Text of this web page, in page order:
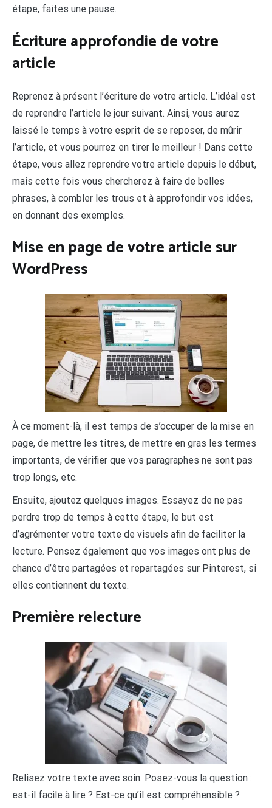
étape, faites une pause.
Écriture approfondie de votre
article
Reprenez à présent l’écriture de votre article. L’idéal est
de reprendre l’article le jour suivant. Ainsi, vous aurez
laissé le temps à votre esprit de se reposer, de mûrir
l’article, et vous pourrez en tirer le meilleur ! Dans cette
étape, vous allez reprendre votre article depuis le début,
mais cette fois vous chercherez à faire de belles
phrases, à combler les trous et à approfondir vos idées,
en donnant des exemples.
Mise en page de votre article sur
WordPress
À ce moment-là, il est temps de s’occuper de la mise en
page, de mettre les titres, de mettre en gras les termes
importants, de vérifier que vos paragraphes ne sont pas
trop longs, etc.
Ensuite, ajoutez quelques images. Essayez de ne pas
perdre trop de temps à cette étape, le but est
d’agrémenter votre texte de visuels afin de faciliter la
lecture. Pensez également que vos images ont plus de
chance d’être partagées et repartagées sur Pinterest, si
elles contiennent du texte.
Première relecture
Relisez votre texte avec soin. Posez-vous la question :
est-il facile à lire ? Est-ce qu’il est compréhensible ?